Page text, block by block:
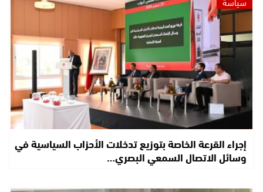
إجراء القرعة الخاصة بتوزيع تدخلات الأحزاب السياسية في
وسائل الاتصال السمعي البصري…